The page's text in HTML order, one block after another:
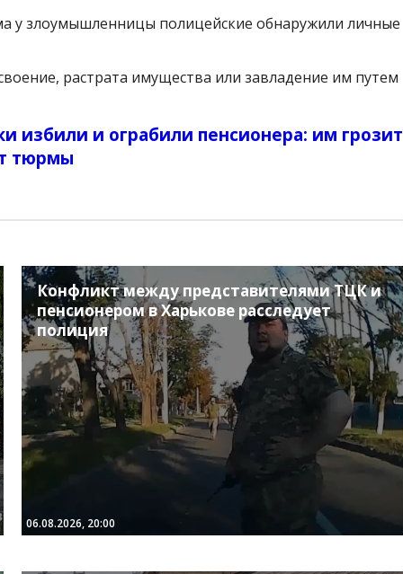
у злоумышленницы полицейские обнаружили личные
растрата имущества или завладение им путем
избили и ограбили пенсионера: им грозит
тюрмы
Конфликт между представителями ТЦК и
пенсионером в Харькове расследует
полиция
06.08.2026, 20:00